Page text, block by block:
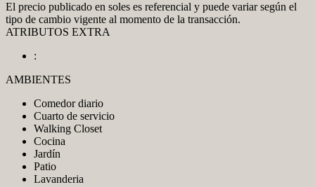
El precio publicado en soles es referencial y puede variar según el
tipo de cambio vigente al momento de la transacción.
ATRIBUTOS EXTRA
:
AMBIENTES
Comedor diario
Cuarto de servicio
Walking Closet
Cocina
Jardín
Patio
Lavanderia